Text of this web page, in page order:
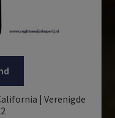
| Verenigde